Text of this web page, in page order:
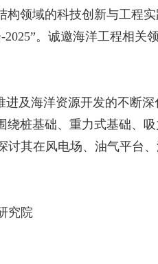
域的科技创新与工程实
。诚邀海洋工程相关
海洋资源开发的不断深
基础、重力式基础、吸
讨其在风电场、油气平台
究院